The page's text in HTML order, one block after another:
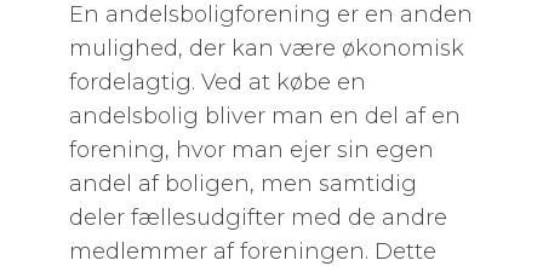
En andelsboligforening er en anden
mulighed, der kan være økonomisk
fordelagtig. Ved at købe en
andelsbolig bliver man en del af en
forening, hvor man ejer sin egen
andel af boligen, men samtidig
deler fællesudgifter med de andre
medlemmer af foreningen. Dette